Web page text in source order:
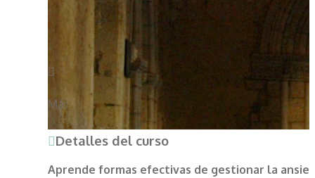
Más
Detalles del curso
Aprende formas efectivas de gestionar la